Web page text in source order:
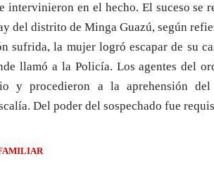
intervinieron en el hecho. El suceso se
del distrito de Minga Guazú, según
sufrida, la mujer logró escapar de su
llamó a la Policía. Los agentes del
y procedieron a la aprehensión
Del poder del sospechado fue